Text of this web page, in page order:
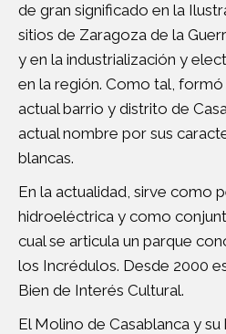
de gran significado en la
sitios de Zaragoza de la
y en la industrialización y
en la región. Como tal,
actual barrio y distrito de
actual nombre por sus
blancas.
En la actualidad, sirve como
hidroeléctrica y como
cual se articula un parque
los Incrédulos. Desde 2000
Bien de Interés Cultural.
El Molino de Casablanca y su